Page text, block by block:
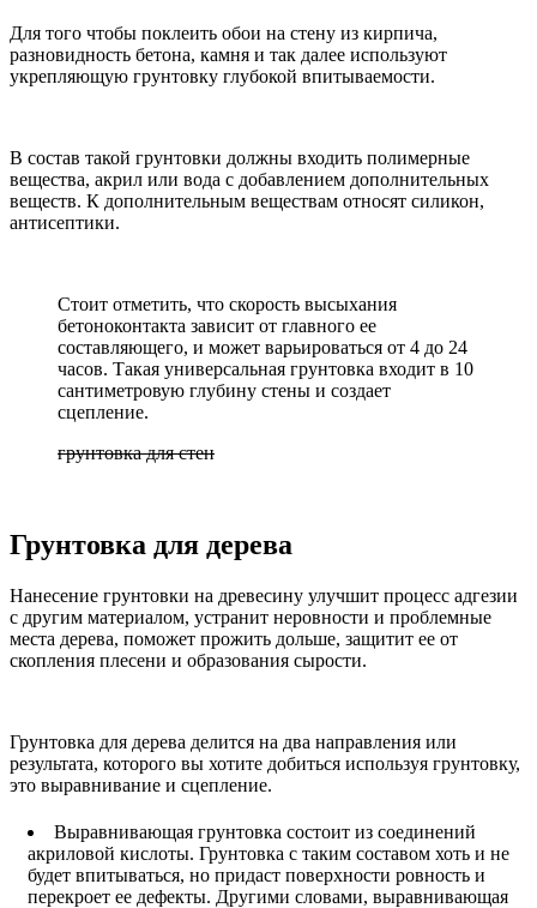
Для того чтобы поклеить обои на стену из кирпича,
разновидность бетона, камня и так далее используют
укрепляющую грунтовку глубокой впитываемости.
В состав такой грунтовки должны входить полимерные
вещества, акрил или вода с добавлением дополнительных
веществ. К дополнительным веществам относят силикон,
антисептики.
Стоит отметить, что скорость высыхания
бетоноконтакта зависит от главного ее
составляющего, и может варьироваться от 4 до 24
часов. Такая универсальная грунтовка входит в 10
сантиметровую глубину стены и создает
сцепление.
грунтовка для стен
Грунтовка для дерева
Нанесение грунтовки на древесину улучшит процесс адгезии
с другим материалом, устранит неровности и проблемные
места дерева, поможет прожить дольше, защитит ее от
скопления плесени и образования сырости.
Грунтовка для дерева делится на два направления или
результата, которого вы хотите добиться используя грунтовку,
это выравнивание и сцепление.
Выравнивающая грунтовка состоит из соединений
акриловой кислоты. Грунтовка с таким составом хоть и не
будет впитываться, но придаст поверхности ровность и
перекроет ее дефекты. Другими словами, выравнивающая